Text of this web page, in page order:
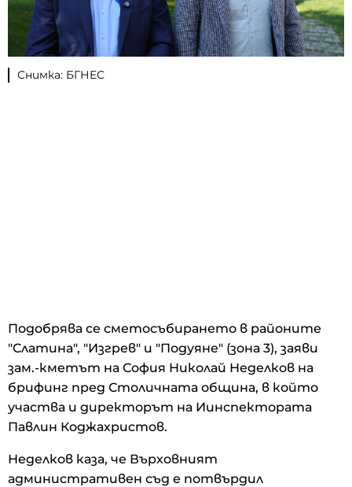
Снимка: БГНЕС
Подобрява се сметосъбирането в районите
"Слатина", "Изгрев" и "Подуяне" (зона 3), заяви
зам.-кметът на София Николай Неделков на
брифинг пред Столичната община, в който
участва и директорът на Иинспектората
Павлин Коджахристов.
Неделков каза, че Върховният
административен съд е потвърдил